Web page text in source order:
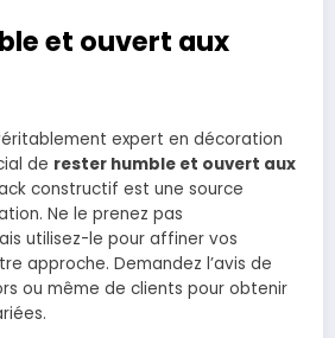
et ouvert aux
expert en décoration
de rester humble et ouvert aux
constructif est une source
Ne le prenez pas
utilisez-le pour affiner vos
approche. Demandez l’avis de
ou même de clients pour obtenir